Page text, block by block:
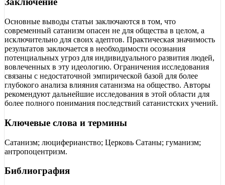
Основные выводы статьи заключаются в том, что
современный сатанизм опасен не для общества в целом, а
исключительно для своих адептов. Практическая значимость
результатов заключается в необходимости осознания
потенциальных угроз для индивидуального развития людей,
вовлеченных в эту идеологию. Ограничения исследования
связаны с недостаточной эмпирической базой для более
глубокого анализа влияния сатанизма на общество. Авторы
рекомендуют дальнейшие исследования в этой области для
более полного понимания последствий сатанистских учений.
Ключевые слова и термины
Сатанизм; люциферианство; Церковь Сатаны; гуманизм;
антропоцентризм.
Библиография